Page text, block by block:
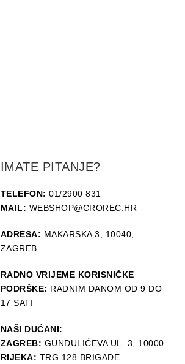
IMATE PITANJE?
TELEFON: 01/2900 831
MAIL: WEBSHOP@CROREC.HR
ADRESA: MAKARSKA 3, 10040,
ZAGREB
RADNO VRIJEME KORISNIČKE
PODRŠKE: RADNIM DANOM OD 9 DO
17 SATI
NAŠI DUĆANI:
ZAGREB: GUNDULIĆEVA UL. 3, 10000
RIJEKA: TRG 128 BRIGADE